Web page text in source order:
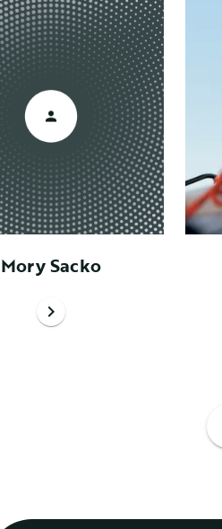
Mory Sacko
chevron_right